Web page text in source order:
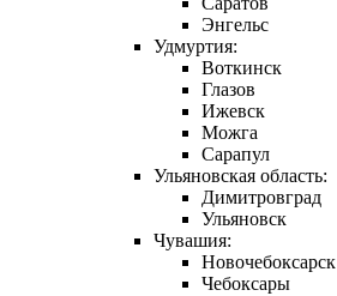
Энгельс
Удмуртия:
Воткинск
Глазов
Ижевск
Можга
Сарапул
Ульяновская область:
Димитровград
Ульяновск
Чувашия:
Новочебоксарск
Чебоксары